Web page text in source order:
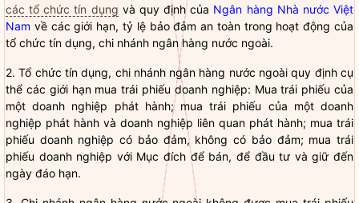
các tổ chức tín dụng và quy định của Ngân hàng Nhà nước Việt
Nam về các giới hạn, tỷ lệ bảo đảm an toàn trong hoạt động của
tổ chức tín dụng, chi nhánh ngân hàng nước ngoài.
2.Tổ chức tín dụng, chi nhánh ngân hàng nước ngoài quy định cụ
thể các giới hạn muatrái phiếu doanh nghiệp: Mua trái phiếu của
một doanh nghiệp phát hành; mua trái phiếu của một doanh
nghiệp phát hành và doanh nghiệp liên quan phát hành; mua trái
phiếu doanh nghiệp có bảo đảm, không có bảo đảm; muatrái
phiếu doanh nghiệp với Mục đích để bán, để đầu tư và giữ đến
ngày đáo hạn.